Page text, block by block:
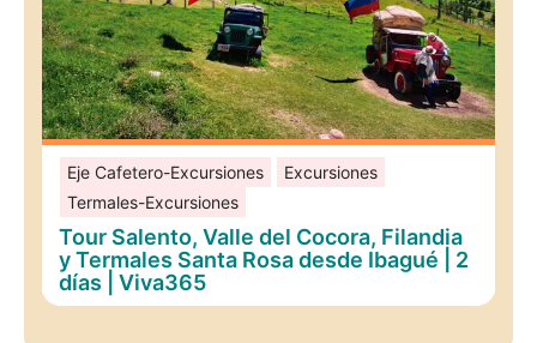
Eje Cafetero-Excursiones
Excursiones
Termales-Excursiones
Tour Salento, Valle del Cocora, Filandia
y Termales Santa Rosa desde Ibagué | 2
días | Viva365